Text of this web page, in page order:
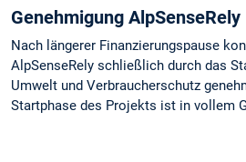
Genehmigung AlpSenseRely
Nach längerer Finanzierungspause
AlpSenseRely schließlich durch das
Umwelt und Verbraucherschutz
Startphase des Projekts ist in vollem